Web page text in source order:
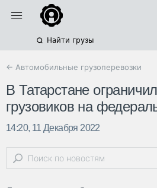
Найти грузы
← Автомобильные грузоперевозки
В Татарстане
грузовиков на
14:20, 11 Декабря 2022